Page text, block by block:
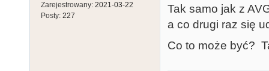
Zarejestrowany: 2021-03-22
Posty: 227
Tak samo jak z
a co drugi raz się
Co to może być?